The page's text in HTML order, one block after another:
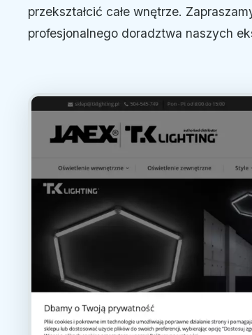
przekształcić całe wnętrze.
profesjonalnego doradztwa naszych